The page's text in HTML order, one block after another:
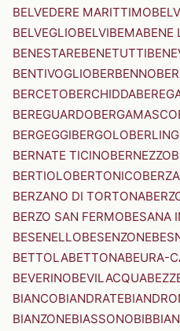
BELVEDERE MARITTIMO
BELVEGLIOBELVIBEMABENE
BENESTAREBENETUTTI
BENTIVOGLIOBERBENNO
BERCETOBERCHIDDA
BEREGUARDOBERGAMASCO
BERGEGGIBERGOLO
BERNATE TICINOBERNEZZO
BERTIOLOBERTONICO
BERZANO DI TORTONA
BERZO SAN FERMOBESANA
BESENELLOBESENZONE
BETTOLABETTONABEURA-
BEVERINOBEVILACQUA
BIANCOBIANDRATE
BIANZONEBIASSONO